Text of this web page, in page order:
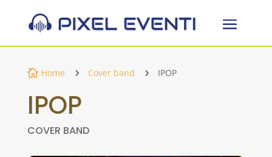
 Home 5 Cover band 5 IPOP
IPOP
COVER BAND